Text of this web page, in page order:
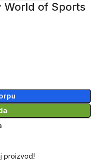
World of Sports
proizvod!